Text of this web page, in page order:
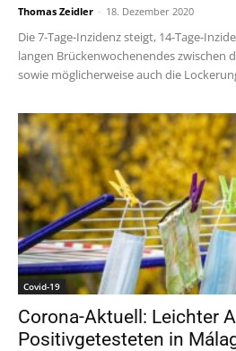
Thomas Zeidler - 18. Dezember 2020
Die 7-Tage-Inzidenz steigt, 14-Tage-
langen Brückenwochenendes zwischen
sowie möglicherweise auch die
Covid-19
Corona-Aktuell: Leichter
Positivgetesteten in